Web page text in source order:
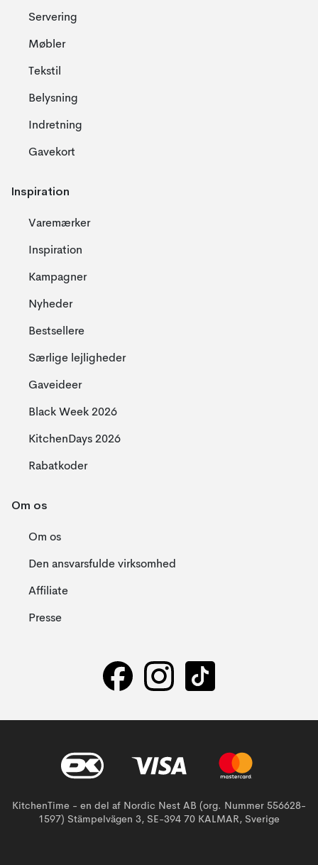
Servering
Møbler
Tekstil
Belysning
Indretning
Gavekort
Inspiration
Varemærker
Inspiration
Kampagner
Nyheder
Bestsellere
Særlige lejligheder
Gaveideer
Black Week 2026
KitchenDays 2026
Rabatkoder
Om os
Om os
Den ansvarsfulde virksomhed
Affiliate
Presse
KitchenTime - en del af Nordic Nest AB (org. Nummer 556628-
1597) Stämpelvägen 3, SE-394 70 KALMAR, Sverige